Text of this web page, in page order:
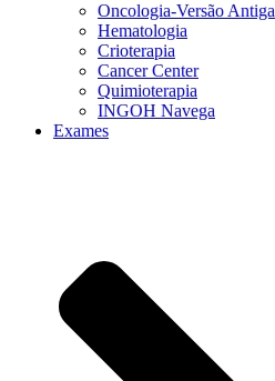
Oncologia-Versão Antiga
Hematologia
Crioterapia
Cancer Center
Quimioterapia
INGOH Navega
Exames